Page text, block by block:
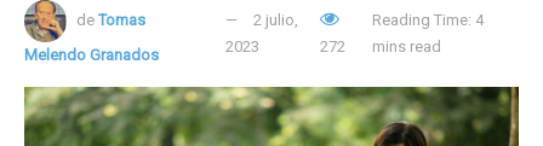
de Tomas
Melendo Granados
2 julio,
2023
272
Reading Time: 4
mins read